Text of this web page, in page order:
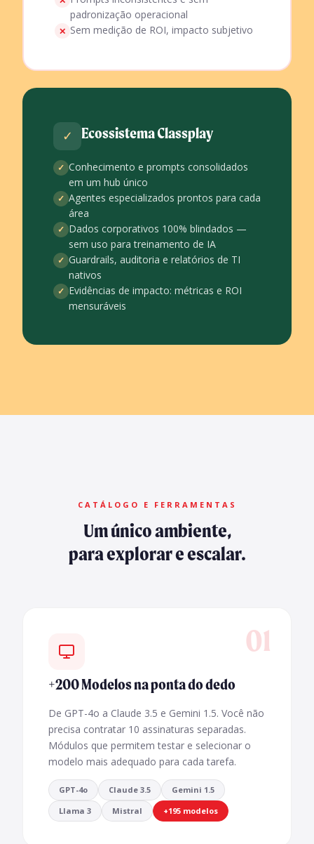
padronização operacional
✕ Sem medição de ROI, impacto subjetivo
✓ Ecossistema Classplay
✓ Conhecimento e prompts consolidados
em um hub único
✓ Agentes especializados prontos para cada
área
✓ Dados corporativos 100% blindados —
sem uso para treinamento de IA
✓ Guardrails, auditoria e relatórios de TI
nativos
✓ Evidências de impacto: métricas e ROI
mensuráveis
CATÁLOGO E FERRAMENTAS
Um único ambiente,
para explorar e escalar.
01
+200 Modelos na ponta do dedo
De GPT-4o a Claude 3.5 e Gemini 1.5. Você não
precisa contratar 10 assinaturas separadas.
Módulos que permitem testar e selecionar o
modelo mais adequado para cada tarefa.
GPT-4o Claude 3.5
Gemini 1.5
Llama 3
Mistral +195 modelos